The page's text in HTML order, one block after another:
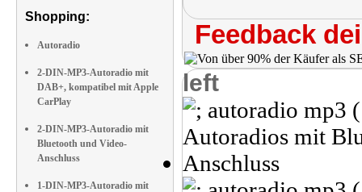
Shopping:
Autoradio
2-DIN-MP3-Autoradio mit
DAB+, kompatibel mit Apple
CarPlay
2-DIN-MP3-Autoradio mit
Bluetooth und Video-
Anschluss
1-DIN-MP3-Autoradio mit
Feedback
left